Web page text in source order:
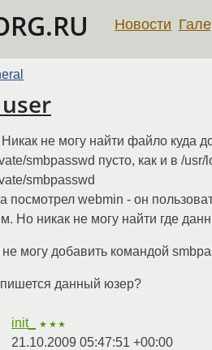
Новости
не могу найти файло куда
smbpasswd пусто, как и в /
smbpasswd
посмотрел webmin - он
Но никак не могу найти где
могу добавить командой
данный юзер?
init_ ★★★
21.10.2009 05:47:51 +00:00